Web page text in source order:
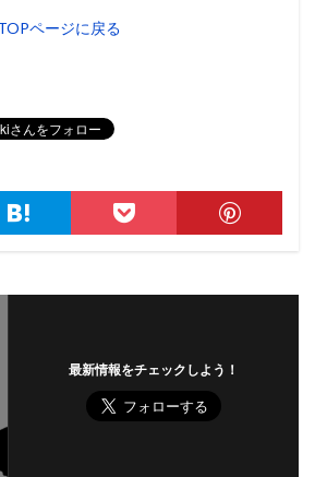
ページに戻る
最新情報をチェックしよう！